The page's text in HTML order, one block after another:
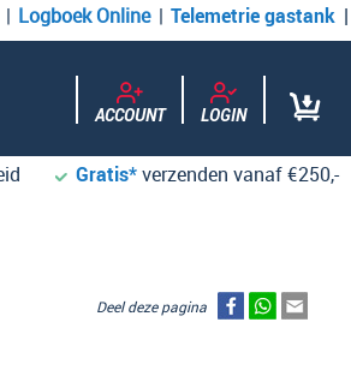
Logboek Online Telemetrie gastank
ACCOUNT LOGIN
Gratis*verzenden vanaf €250,-
Deel deze pagina